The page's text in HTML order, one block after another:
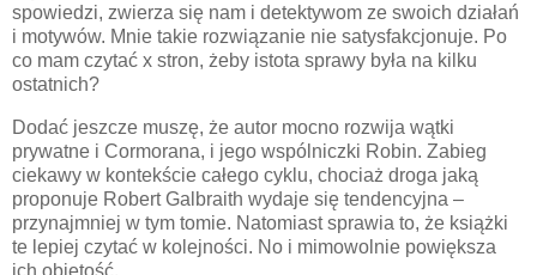
spowiedzi, zwierza się nam i detektywom ze swoich działań
i motywów. Mnie takie rozwiązanie nie satysfakcjonuje. Po
co mam czytać x stron, żeby istota sprawy była na kilku
ostatnich?
Dodać jeszcze muszę, że autor mocno rozwija wątki
prywatne i Cormorana, i jego wspólniczki Robin. Zabieg
ciekawy w kontekście całego cyklu, chociaż droga jaką
proponuje Robert Galbraith wydaje się tendencyjna –
przynajmniej w tym tomie. Natomiast sprawia to, że książki
te lepiej czytać w kolejności. No i mimowolnie powiększa
ich objętość.